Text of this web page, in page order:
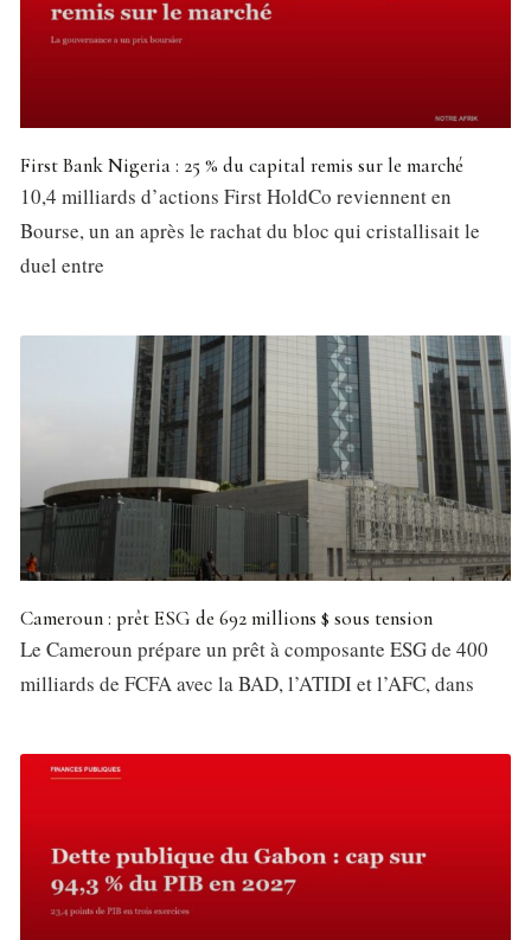
First Bank Nigeria : 25 % du capital remis sur le marché
10,4 milliards d’actions First HoldCo reviennent en
Bourse, un an après le rachat du bloc qui cristallisait le
duel entre
Cameroun : prêt ESG de 692 millions $ sous tension
Le Cameroun prépare un prêt à composante ESG de 400
milliards de FCFA avec la BAD, l’ATIDI et l’AFC, dans